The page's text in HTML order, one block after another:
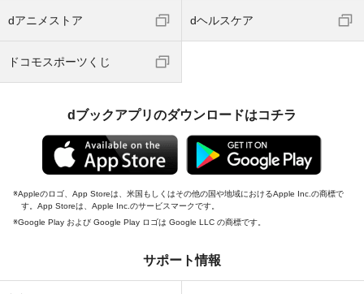
dアニメストア dヘルスケア
ドコモスポーツくじ
dブックアプリのダウンロードはコチラ
Appleのロゴ、App Storeは、米国もしくはその他の国や地域におけるApple Inc.の商標で
す。App Storeは、Apple Inc.のサービスマークです。
Google Play および Google Play ロゴは Google LLC の商標です。
サポート情報